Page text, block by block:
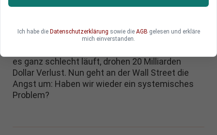
Nach Börsenschluss musste der Chef von JP
Bank im zweiten Quartal bei riskanten
Finanzwetten 2 Milliarden Dollar verloren hat. Am
es ganz schlecht läuft, drohen 20 Milliarden
Dollar Verlust. Nun geht an der Wall Street die
Angst um: Haben wir wieder ein systemisches
Problem?
Ich habe die Datenschutzerklärung sowie die AGB gelesen und erkläre
mich einverstanden.